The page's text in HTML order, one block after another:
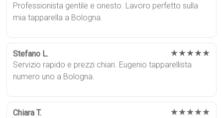
Professionista gentile e onesto. Lavoro perfetto sulla
mia tapparella a Bologna.
Stefano L. ★★★★★
Servizio rapido e prezzi chiari. Eugenio tapparellista
numero uno a Bologna.
Chiara T. ★★★★★